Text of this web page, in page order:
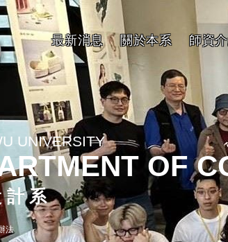
最新消息 關於本系 師資
UNIVERSITY
OF
計系
法